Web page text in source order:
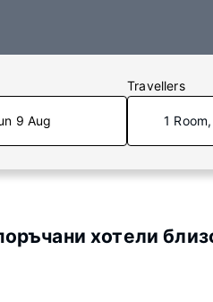
9 Aug
Travellers
1
хотели